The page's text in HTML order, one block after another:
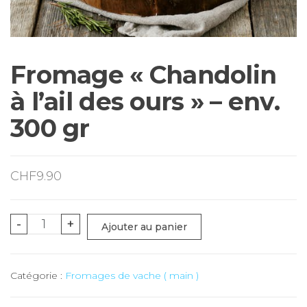
Fromage « Chandolin
à l’ail des ours » – env.
300 gr
CHF9.90
-
quantité
"Chandolin
+ Ajouter au panier
Catégorie : Fromages de vache ( main )